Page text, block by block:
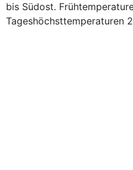
bis Südost.
Tageshöchsttemperaturen